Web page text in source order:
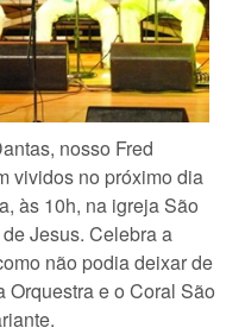
nosso Fred
vividos no próximo dia
às 10h, na igreja São
Jesus. Celebra a
não podia deixar de
Orquestra e o Coral São